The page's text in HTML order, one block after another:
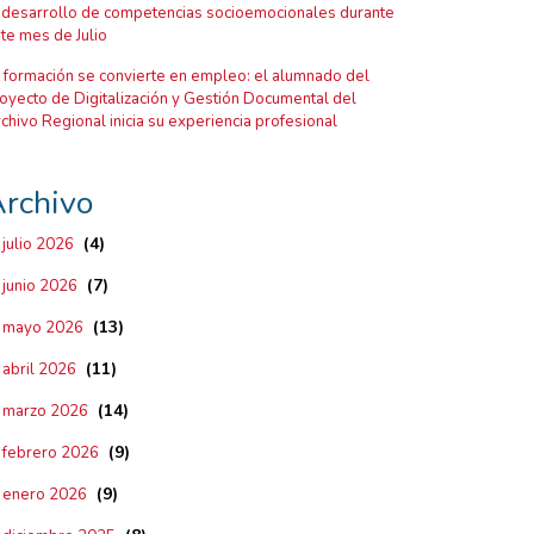
de competencias socioemocionales durante
mes de Julio
formación se convierte en empleo: el alumnado del
de Digitalización y Gestión Documental del
Regional inicia su experiencia profesional
julio 2026 (4)
junio 2026 (7)
mayo 2026 (13)
abril 2026 (11)
marzo 2026 (14)
febrero 2026 (9)
enero 2026 (9)